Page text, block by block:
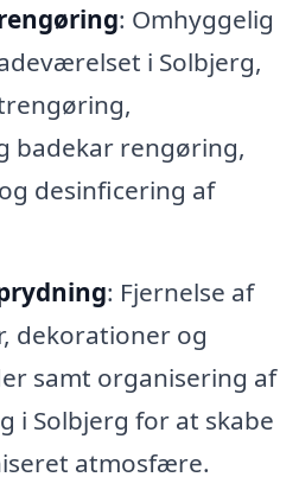
: Omhyggelig
i Solbjerg,
badekar rengøring,
desinficering af
: Fjernelse af
dekorationer og
samt organisering af
i Solbjerg for at skabe
atmosfære.